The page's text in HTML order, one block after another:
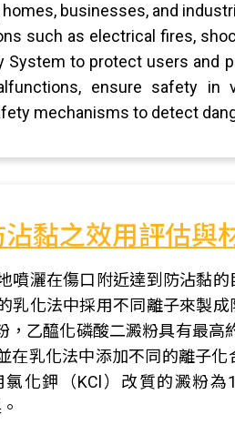
businesses, and
such as electrical fires,
to protect users and
ensure safety in
mechanisms to detect
黏之效用評估與
灑在傷口附近達到防沾黏
化法中採用不同離子來製
乙醯化磷酸二澱粉具有最高
乳化法中添加不同的離子
化鉀（KCl）改質的澱粉為